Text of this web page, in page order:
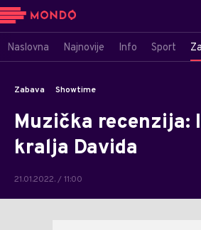
Naslovna Najnovije Info Sport
Zabava Showtime
Muzička recenzija:
kralja Davida
21.01.2022. / 11:00